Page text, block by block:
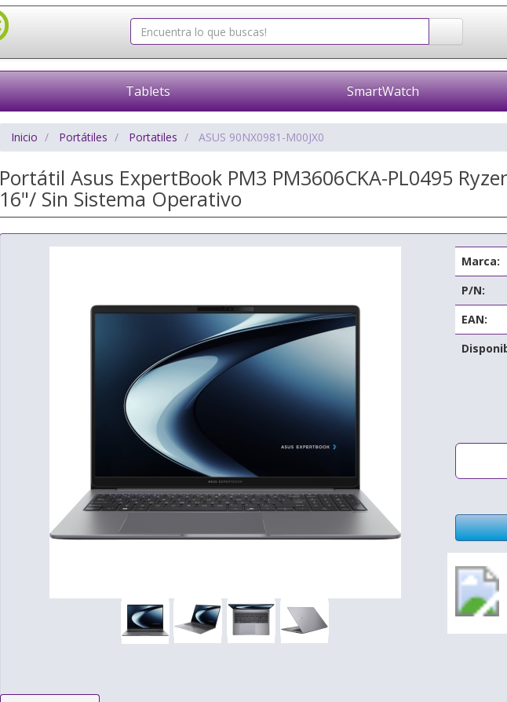
Tablets SmartWatch
Inicio Portátiles Portatiles ASUS 90NX0981-M00JX0
Portátil Asus ExpertBook PM3 PM3606CKA-PL0495
16"/ Sin Sistema Operativo
Marca:
P/N:
EAN: